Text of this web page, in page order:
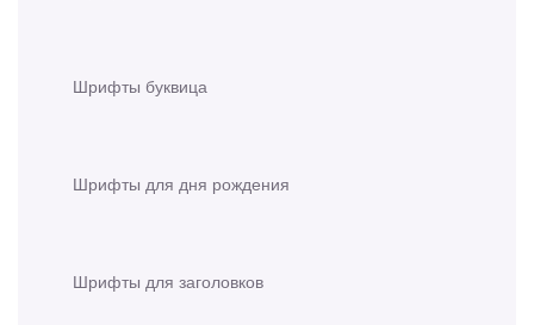
Шрифты буквица
Шрифты для дня рождения
Шрифты для заголовков